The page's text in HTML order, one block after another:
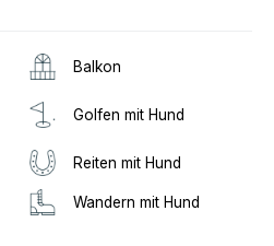
Balkon
Golfen mit Hund
Reiten mit Hund
Wandern mit Hund